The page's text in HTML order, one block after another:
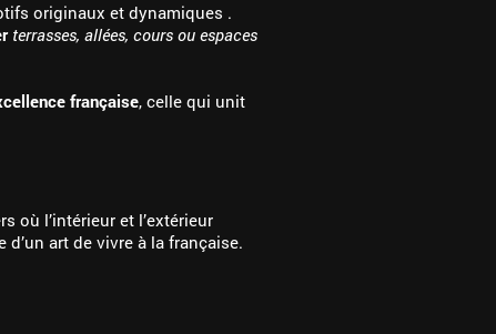
originaux et dynamiques .
terrasses, allées, cours ou espaces
française, celle qui unit
où l’intérieur et l’extérieur
art de vivre à la française.